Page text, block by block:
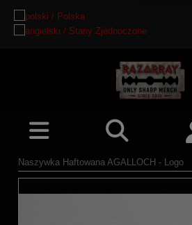
Naszywka Haftowana AGALLOCH - Logo